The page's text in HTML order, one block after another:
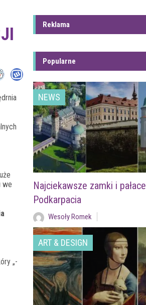
we
„-
Reklama
Popularne
NEWS
Najciekawsze zamki i pałace
Podkarpacia
Wesoły Romek
ART & DESIGN